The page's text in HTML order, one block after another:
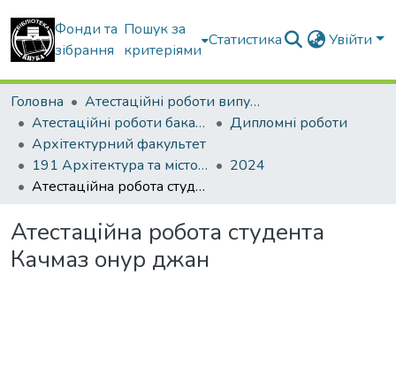
Фонди та
зібрання
Пошук за
критеріями
Статистика Увійти
Головна
Атестаційні роботи випускників
Атестаційні роботи бакалаврів
Дипломні роботи
Архітектурний факультет
191 Архітектура та містобудування
2024
Атестаційна робота студента Качмаз онур джан
Атестаційна робота студента
Качмаз онур джан